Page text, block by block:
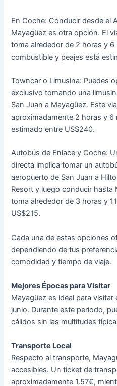
En Coche: Conducir desde el
Mayagüez es otra opción. El
toma alrededor de 2 horas y
combustible y peajes está
Towncar o Limusina: Puedes
exclusivo tomando una
San Juan a Mayagüez. Este
aproximadamente 2 horas y
estimado entre US$240​​.
Autobús de Enlace y Coche:
directa implica tomar un
aeropuerto de San Juan a
Resort y luego conducir hasta
toma alrededor de 3 horas y
US$215​​.
Cada una de estas opciones
dependiendo de tus
comodidad y tiempo de viaje.
Mejores Épocas para Visitar
Mayagüez es ideal para
junio. Durante este periodo,
cálidos sin las multitudes
Transporte Local
Respecto al transporte,
accesibles. Un ticket de
aproximadamente 1.57€,